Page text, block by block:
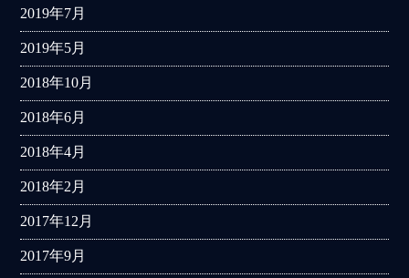
2019年7月
2019年5月
2018年10月
2018年6月
2018年4月
2018年2月
2017年12月
2017年9月